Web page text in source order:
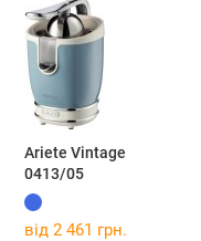
Ariete Vintage
0413/05
від 2 461 грн.